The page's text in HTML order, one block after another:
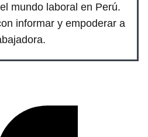
mundo laboral en Perú.
informar y empoderar a